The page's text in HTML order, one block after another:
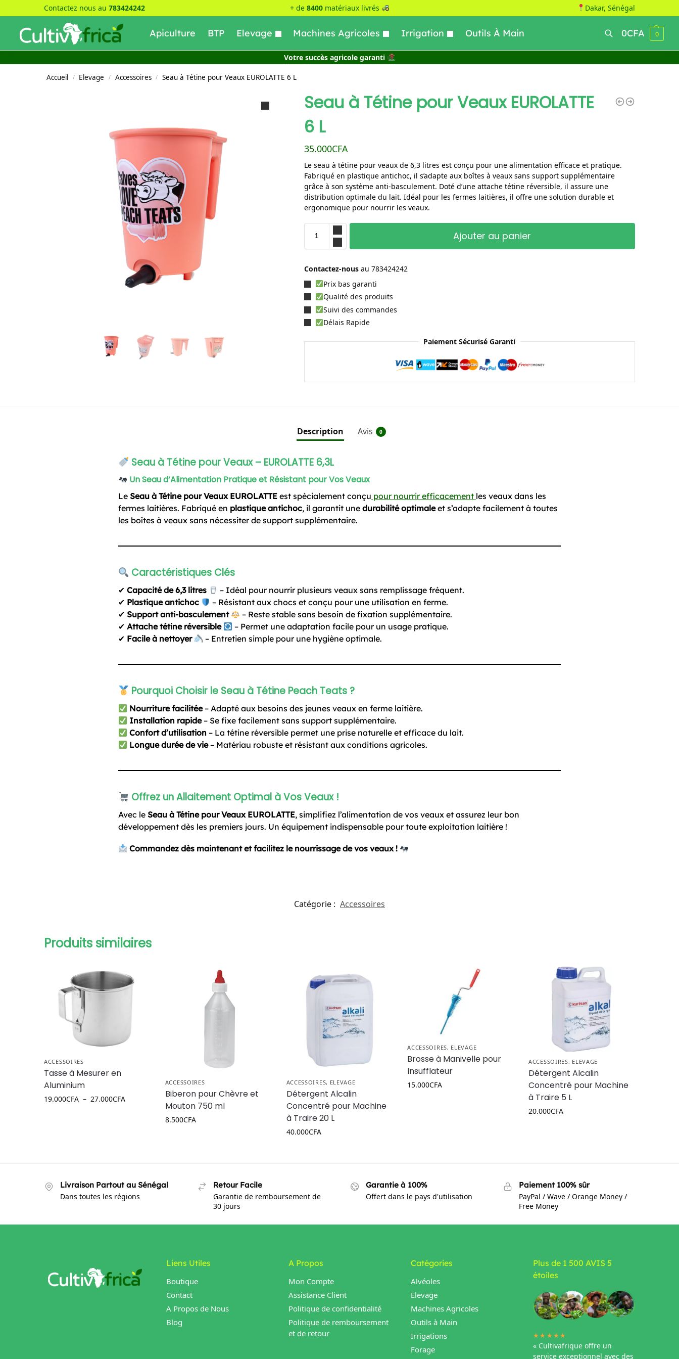
Contactez nous au 783424242 + de 8400matériaux livrés Dakar, Sénégal
Apiculture BTP Elevage Machines Agricoles Irrigation Outils À Main
Recherche
Recherche
0CFA 0
Votre succès agricole garanti
Accueil / Elevage / Accessoires / Seau à Tétine pour Veaux EUROLATTE 6 L
Seau à Tétine pour Veaux EUROLATTE
6 L
35.000CFA
Le seau à tétine pour veaux de 6,3 litres est conçu pour une alimentation efficace et pratique.
Fabriqué en plastique antichoc, il s’adapte aux boîtes à veaux sans support supplémentaire
grâce à son système anti-basculement. Doté d’une attache tétine réversible, il assure une
distribution optimale du lait. Idéal pour les fermes laitières, il offre une solution durable et
ergonomique pour nourrir les veaux.
Ajouter au panier
Contactez-nous au 783424242
Prix bas garanti
Qualité des produits
Suivi des commandes
Délais Rapide
Paiement Sécurisé Garanti
Description Avis 0
Seau à Tétine pour Veaux – EUROLATTE 6,3L
Un Seau d’Alimentation Pratique et Résistant pour Vos Veaux
Le Seau à Tétine pour Veaux EUROLATTEest spécialement conçu pour nourrir efficacement les veaux dans les
fermes laitières. Fabriqué en plastique antichoc, il garantit une durabilité optimaleet s’adapte facilement à toutes
les boîtes à veaux sans nécessiter de support supplémentaire.
Caractéristiques Clés
✔ Capacité de 6,3 litres
– Idéal pour nourrir plusieurs veaux sans remplissage fréquent.
✔ Plastique antichoc
– Résistant aux chocs et conçu pour une utilisation en ferme.
✔ Support anti-basculement
– Reste stable sans besoin de fixation supplémentaire.
✔ Attache tétine réversible
– Permet une adaptation facile pour un usage pratique.
✔ Facile à nettoyer – Entretien simple pour une hygiène optimale.
Pourquoi Choisir le Seau à Tétine Peach Teats ?
Nourriture facilitée– Adapté aux besoins des jeunes veaux en ferme laitière.
Installation rapide– Se fixe facilement sans support supplémentaire.
Confort d’utilisation – La tétine réversible permet une prise naturelle et efficace du lait.
Longue durée de vie– Matériau robuste et résistant aux conditions agricoles.
Offrez un Allaitement Optimal à Vos Veaux !
Avec le Seau à Tétine pour Veaux EUROLATTE, simplifiez l’alimentation de vos veaux et assurez leur bon
développement dès les premiers jours. Un équipement indispensable pour toute exploitation laitière !
Commandez dès maintenant et facilitez le nourrissage de vos veaux !
Catégorie : Accessoires
Produits similaires
ACCESSOIRES
Tasse à Mesurer en
Aluminium
19.000CFA – 27.000CFA
ACCESSOIRES
Biberon pour Chèvre et
Mouton 750 ml
8.500CFA
ACCESSOIRES, ELEVAGE
Détergent Alcalin
Concentré pour Machine
à Traire 20 L
40.000CFA
ACCESSOIRES, ELEVAGE
Brosse à Manivelle pour
Insufflateur
15.000CFA
ACCESSOIRES, ELEVAGE
Détergent Alcalin
Concentré pour Machine
à Traire 5 L
20.000CFA
Livraison Partout au Sénégal
Dans toutes les régions
Retour Facile
Garantie de remboursement de
30 jours
Garantie à 100%
Offert dans le pays d'utilisation
Paiement 100% sûr
PayPal / Wave / Orange Money /
Free Money
Liens Utiles
Boutique
Contact
A Propos de Nous
Blog
A Propos
Mon Compte
Assistance Client
Politique de confidentialité
Politique de remboursement
et de retour
Catégories
Alvéoles
Elevage
Machines Agricoles
Outils à Main
Irrigations
Forage
Plus de 1 500 AVIS 5
étoiles
★★★★★
« Cultivafrique offre un
service exceptionnel avec des